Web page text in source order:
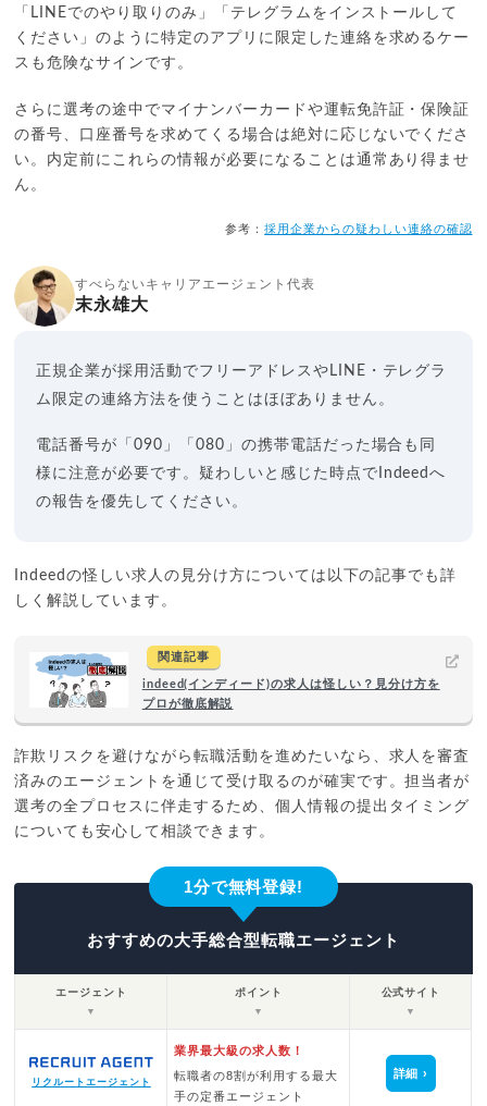
「LINEでのやり取りのみ」「テレグラムをインストールして
ください」のように特定のアプリに限定した連絡を求めるケー
スも危険なサインです。
さらに選考の途中でマイナンバーカードや運転免許証・保険証
の番号、口座番号を求めてくる場合は絶対に応じないでくださ
い。内定前にこれらの情報が必要になることは通常あり得ませ
ん。
参考：採用企業からの疑わしい連絡の確認
すべらないキャリアエージェント代表
末永雄大
正規企業が採用活動でフリーアドレスやLINE・テレグラ
ム限定の連絡方法を使うことはほぼありません。
電話番号が「090」「080」の携帯電話だった場合も同
様に注意が必要です。疑わしいと感じた時点でIndeedへ
の報告を優先してください。
Indeedの怪しい求人の見分け方については以下の記事でも詳
しく解説しています。
関連記事
indeed(インディード)の求人は怪しい？見分け方を
プロが徹底解説
詐欺リスクを避けながら転職活動を進めたいなら、求人を審査
済みのエージェントを通じて受け取るのが確実です。担当者が
選考の全プロセスに伴走するため、個人情報の提出タイミング
についても安心して相談できます。
1分で無料登録!
おすすめの大手総合型転職エージェント
エージェント
▼
ポイント
▼
公式サイト
▼
リクルートエージェント
業界最大級の求人数！
転職者の8割が利用する最大
手の定番エージェント
詳細